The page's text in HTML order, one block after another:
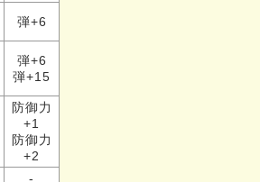
弾+6
弾+6
弾+15
防御力
+1
防御力
+2
-